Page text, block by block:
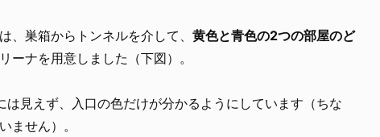
、巣箱からトンネルを介して、 黄色と青色の2つの部屋のど
ーナを用意しました（下図）。
は見えず、入口の色だけが分かるようにしています（ちな
ません）。